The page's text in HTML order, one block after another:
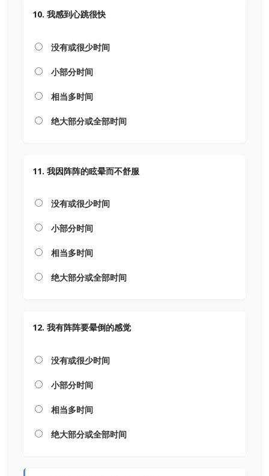
10. 我感到心跳很快
没有或很少时间
小部分时间
相当多时间
绝大部分或全部时间
11. 我因阵阵的眩晕而不舒服
没有或很少时间
小部分时间
相当多时间
绝大部分或全部时间
12. 我有阵阵要晕倒的感觉
没有或很少时间
小部分时间
相当多时间
绝大部分或全部时间